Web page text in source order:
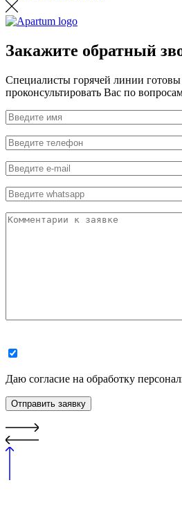
Закажите обратный
Специалисты горячей линии готовы
проконсультировать Вас по
Даю согласие на обработку
Отправить заявку